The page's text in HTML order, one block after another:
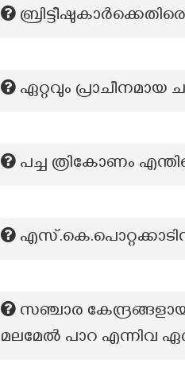
ഏറ്റവും പ്രാചീനമായ
പച്ച ത്രികോണം
സഞ്ചാര
മലമേൽ പാറ എന്നിവ